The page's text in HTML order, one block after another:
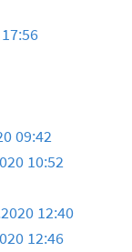
09:42
10:52
12:40
12:46